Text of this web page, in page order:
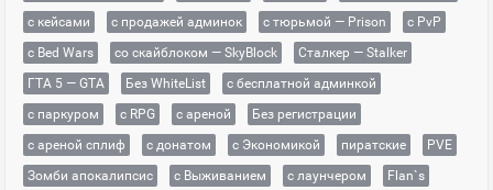
с кейсами
с продажей админок с тюрьмой — Prison
с PvP
с Bed Wars
со скайблоком — SkyBlock
Сталкер — Stalker
ГТА 5 — GTA
Без WhiteList
с бесплатной админкой
с паркуром
с RPG с ареной
Без регистрации
с ареной сплиф
с донатом с Экономикой пиратские
PVE
Зомби апокалипсис
с Выживанием с лаунчером
Flan`s